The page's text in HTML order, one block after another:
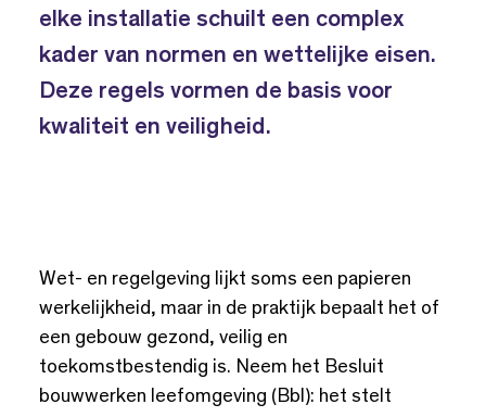
elke installatie schuilt een complex
kader van normen en wettelijke eisen.
Deze regels vormen de basis voor
kwaliteit en veiligheid.
Wet- en regelgeving lijkt soms een papieren
werkelijkheid, maar in de praktijk bepaalt het of
een gebouw gezond, veilig en
toekomstbestendig is. Neem het Besluit
bouwwerken leefomgeving (Bbl): het stelt